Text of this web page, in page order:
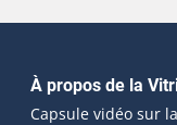
À propos de la
Capsule vidéo sur